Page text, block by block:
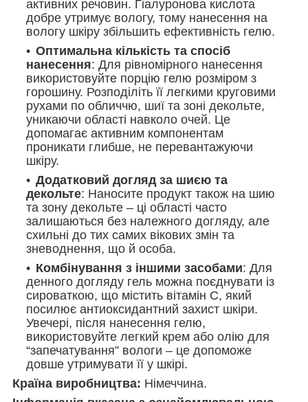
активних речовин. Гіалуронова кислота
добре утримує вологу, тому нанесення на
вологу шкіру збільшить ефективність гелю.
Оптимальна кількість та спосіб
нанесення: Для рівномірного нанесення
використовуйте порцію гелю розміром з
горошину. Розподіліть її легкими круговими
рухами по обличчю, шиї та зоні декольте,
уникаючи області навколо очей. Це
допомагає активним компонентам
проникати глибше, не перевантажуючи
шкіру.
Додатковий догляд за шиєю та
декольте: Наносите продукт також на шию
та зону декольте – ці області часто
залишаються без належного догляду, але
схильні до тих самих вікових змін та
зневоднення, що й особа.
Комбінування з іншими засобами: Для
денного догляду гель можна поєднувати із
сироваткою, що містить вітамін С, який
посилює антиоксидантний захист шкіри.
Увечері, після нанесення гелю,
використовуйте легкий крем або олію для
“запечатування” вологи – це допоможе
довше утримувати її у шкірі.
Країна виробництва: Німеччина.